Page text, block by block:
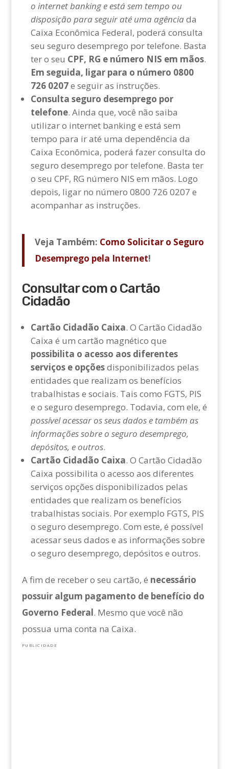
o internet banking e está sem tempo ou
disposição para seguir até uma agênciada
Caixa Econômica Federal, poderá consulta
seu seguro desemprego por telefone. Basta
ter o seu CPF, RG e número NIS em mãos.
Em seguida, ligar para o número 0800
726 0207e seguir as instruções.
Consulta seguro desemprego por
telefone. Ainda que, você não saiba
utilizar o internet banking e está sem
tempo para ir até uma dependência da
Caixa Econômica, poderá fazer consulta do
seguro desemprego por telefone. Basta ter
o seu CPF, RG número NIS em mãos. Logo
depois, ligar no número 0800 726 0207 e
acompanhar as instruções.
Veja Também: Como Solicitar o Seguro
Desemprego pela Internet!
Consultar com o Cartão
Cidadão
Cartão Cidadão Caixa. O Cartão Cidadão
Caixa é um cartão magnético que
possibilita o acesso aos diferentes
serviços e opçõesdisponibilizados pelas
entidades que realizam os benefícios
trabalhistas e sociais. Tais como FGTS, PIS
e o seguro desemprego. Todavia, com ele, é
possível acessar os seus dados e também as
informações sobre o seguro desemprego,
depósitos, e outros.
Cartão Cidadão Caixa. O Cartão Cidadão
Caixa possibilita o acesso aos diferentes
serviços opções disponibilizados pelas
entidades que realizam os benefícios
trabalhistas sociais. Por exemplo FGTS, PIS
o seguro desemprego. Com este, é possível
acessar seus dados e as informações sobre
o seguro desemprego, depósitos e outros.
A fim de receber o seu cartão, é necessário
possuir algum pagamento de benefício do
Governo Federal. Mesmo que você não
possua uma conta na Caixa.
PUBLICIDADE